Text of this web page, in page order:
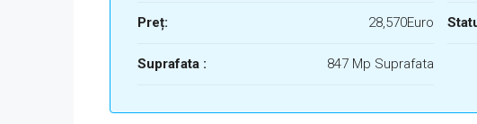
Preț: 28,570Euro
Suprafata : 847 Mp Suprafata